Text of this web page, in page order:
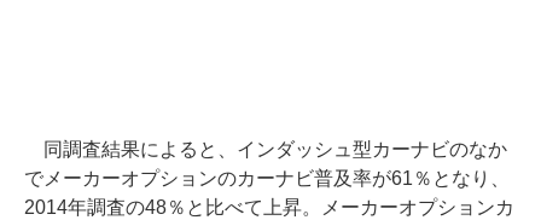
同調査結果によると、インダッシュ型カーナビのなか
でメーカーオプションのカーナビ普及率が61％となり、
2014年調査の48％と比べて上昇。メーカーオプションカ